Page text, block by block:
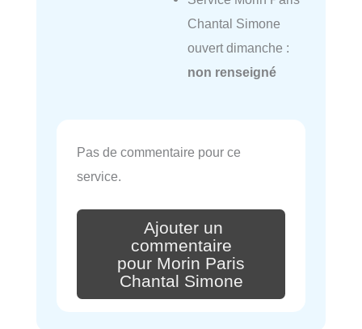
Chantal Simone
ouvert dimanche :
non renseigné
Pas de commentaire pour ce
service.
Ajouter un
commentaire
pour Morin Paris
Chantal Simone